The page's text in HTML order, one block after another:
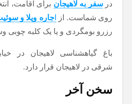
درسفر به لاهیجان برای اقامت،
روی شماست. از
اجاره ویلا و
رزرو بومگردی و یا یک کلبه
باغ گیاهشناسی لاهیجان در
شرقی در لاهیجان قرار دارد.
سخن آخر